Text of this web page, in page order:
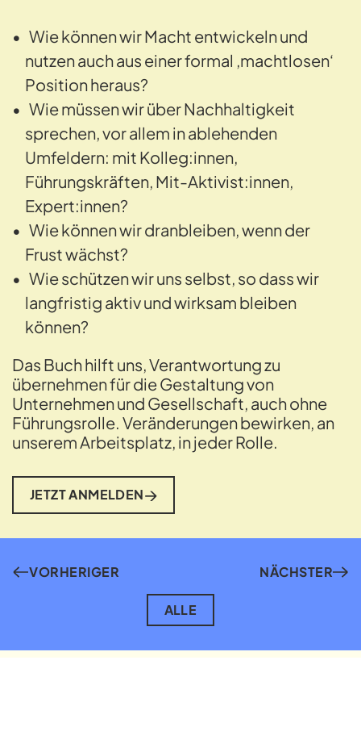
Wie können wir Macht entwickeln und
nutzen auch aus einer formal ‚machtlosen‘
Position heraus?
Wie müssen wir über Nachhaltigkeit
sprechen, vor allem in ablehenden
Umfeldern: mit Kolleg:innen,
Führungskräften, Mit-Aktivist:innen,
Expert:innen?
Wie können wir dranbleiben, wenn der
Frust wächst?
Wie schützen wir uns selbst, so dass wir
langfristig aktiv und wirksam bleiben
können?
Das Buch hilft uns, Verantwortung zu
übernehmen für die Gestaltung von
Unternehmen und Gesellschaft, auch ohne
Führungsrolle. Veränderungen bewirken, an
unserem Arbeitsplatz, in jeder Rolle.
JETZT ANMELDEN
VORHERIGER
ALLE
NÄCHSTER